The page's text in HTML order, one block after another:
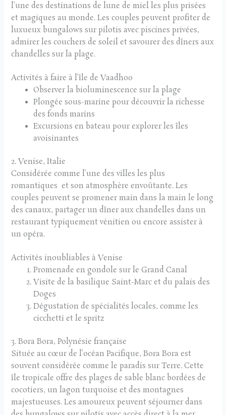
l’une des destinations de lune de miel les plus prisées
et magiques au monde. Les couples peuvent profiter de
luxueux bungalows sur pilotis avec piscines privées,
admirer les couchers de soleil et savourer des dîners aux
chandelles sur la plage.
Activités à faire à l’île de Vaadhoo
Observer la bioluminescence sur la plage
Plongée sous-marine pour découvrir la richesse
des fonds marins
Excursions en bateau pour explorer les îles
avoisinantes
2. Venise, Italie
Considérée comme l’une des villes les plus
romantiques et son atmosphère envoûtante. Les
couples peuvent se promener main dans la main le long
des canaux, partager un dîner aux chandelles dans un
restaurant typiquement vénitien ou encore assister à
un opéra.
Activités inoubliables à Venise
Promenade en gondole sur le Grand Canal
Visite de la basilique Saint-Marc et du palais des
Doges
Dégustation de spécialités locales, comme les
cicchetti et le spritz
3. Bora Bora, Polynésie française
Située au cœur de l’océan Pacifique, Bora Bora est
souvent considérée comme le paradis sur Terre. Cette
île tropicale offre des plages de sable blanc bordées de
cocotiers, un lagon turquoise et des montagnes
majestueuses. Les amoureux peuvent séjourner dans